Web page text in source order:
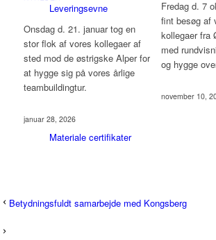
Leveringsevne
Materiale certifikater
Onsdag d. 21. januar tog en
stor flok af vores kollegaer af
sted mod de østrigske Alper for
at hygge sig på vores årlige
teambuildingtur.
januar 28, 2026
Fredag d. 7
fint besøg af
kollegaer fra
med
og hygge
november 10,
Betydningsfuldt samarbejde med Kongsberg